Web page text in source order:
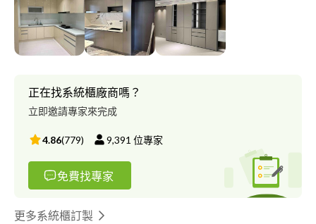
正在找系統櫃廠商嗎？
立即邀請專家來完成
4.86(779) 9,391 位專家
免費找專家
更多系統櫃訂製